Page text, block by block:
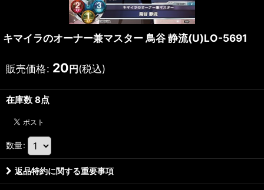
キマイラのオーナー兼マスター 鳥谷 静流(U)LO-5691
販売価格: 20 円 (税込)
在庫数 8点
数量:
返品特約に関する重要事項